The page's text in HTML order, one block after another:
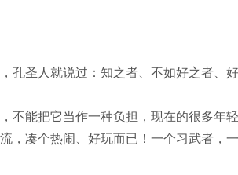
圣人就说过：知之者、不如好之者、好
能把它当作一种负担，现在的很多年
凑个热闹、好玩而已！一个习武者，